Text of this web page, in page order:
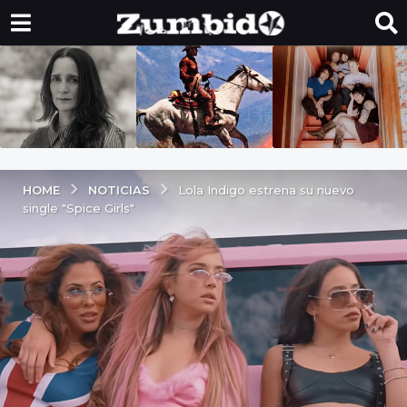
HOME NOTICIAS
Lola Indigo estrena su nuevo
single "Spice Girls"